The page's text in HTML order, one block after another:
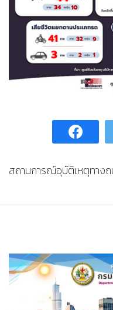
สถานการณ์อุบัติเหตุทางถ